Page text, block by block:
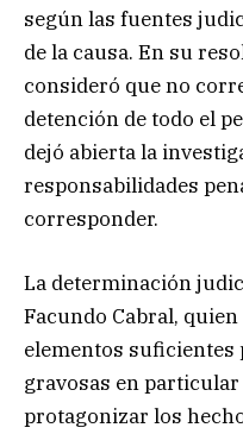
según las fuentes
de la causa. En su
consideró que no
detención de todo el
dejó abierta la
responsabilidades
corresponder.
La determinación
Facundo Cabral,
elementos suficientes
gravosas en
protagonizar los